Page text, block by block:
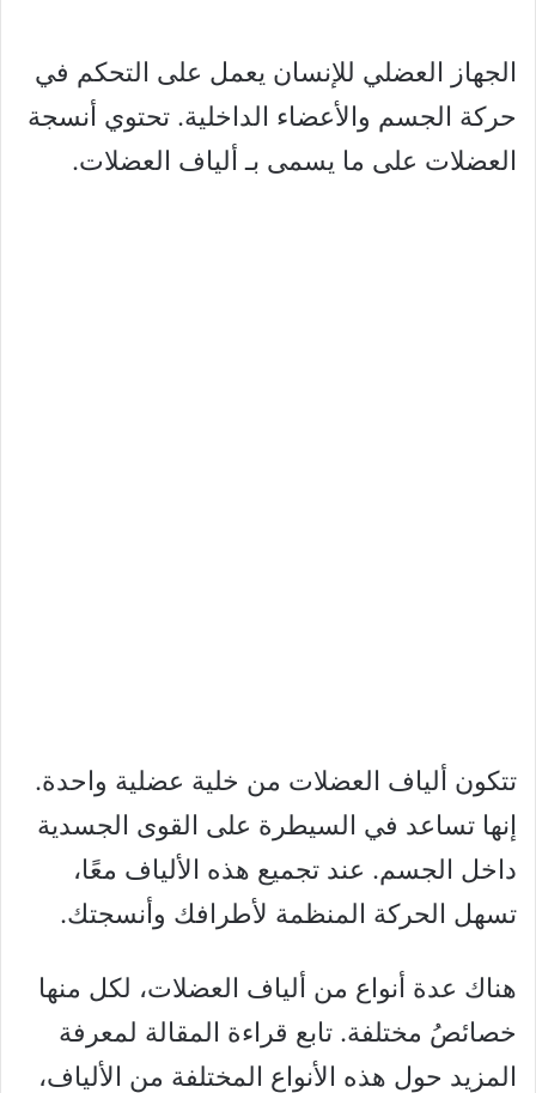
الجهاز العضلي للإنسان يعمل على التحكم في
حركة الجسم والأعضاء الداخلية. تحتوي أنسجة
العضلات على ما يسمى بـ ألياف العضلات.
تتكون ألياف العضلات من خلية عضلية واحدة.
إنها تساعد في السيطرة على القوى الجسدية
داخل الجسم. عند تجميع هذه الألياف معًا،
تسهل الحركة المنظمة لأطرافك وأنسجتك.
هناك عدة أنواع من ألياف العضلات، لكل منها
خصائصُ مختلفة. تابع قراءة المقالة لمعرفة
المزيد حول هذه الأنواع المختلفة من الألياف،